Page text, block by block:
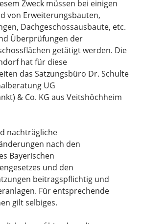
Zweck müssen bei einigen
von Erweiterungsbauten,
Dachgeschossausbaute, etc.
Überprüfungen der
getätigt werden. Die
hat für diese
das Satzungsbüro Dr. Schulte
UG
& Co. KG aus Veitshöchheim
nachträgliche
nach den
Bayerischen
und den
beitragspflichtig und
Für entsprechende
gilt selbiges.